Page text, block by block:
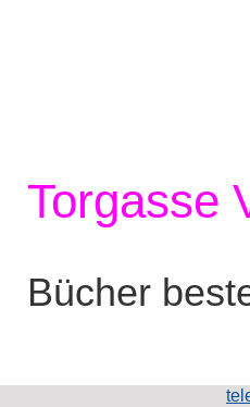
Torgasse
Bücher